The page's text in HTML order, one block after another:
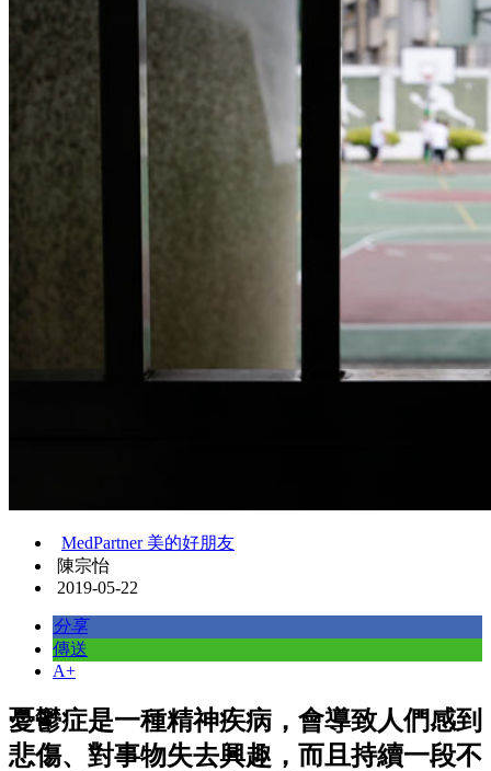
MedPartner 美的好朋友
陳宗怡
2019-05-22
分享
傳送
A+
憂鬱症是一種精神疾病，會導致人們感到
悲傷、對事物失去興趣，而且持續一段不